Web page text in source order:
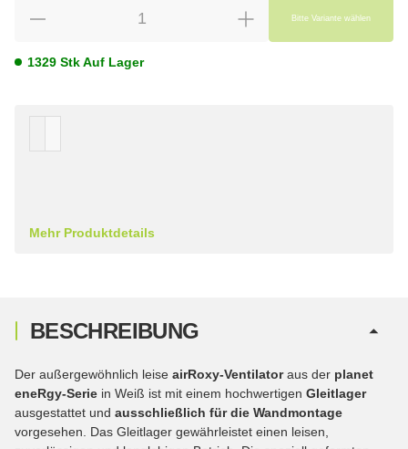
Bitte Variante wählen
1329 Stk Auf Lager
Mehr Produktdetails
BESCHREIBUNG
Der außergewöhnlich leise airRoxy-Ventilatoraus der planet
eneRgy-Serie in Weiß ist mit einem hochwertigen Gleitlager
ausgestattet und ausschließlich für die Wandmontage
vorgesehen. Das Gleitlager gewährleistet einen leisen,